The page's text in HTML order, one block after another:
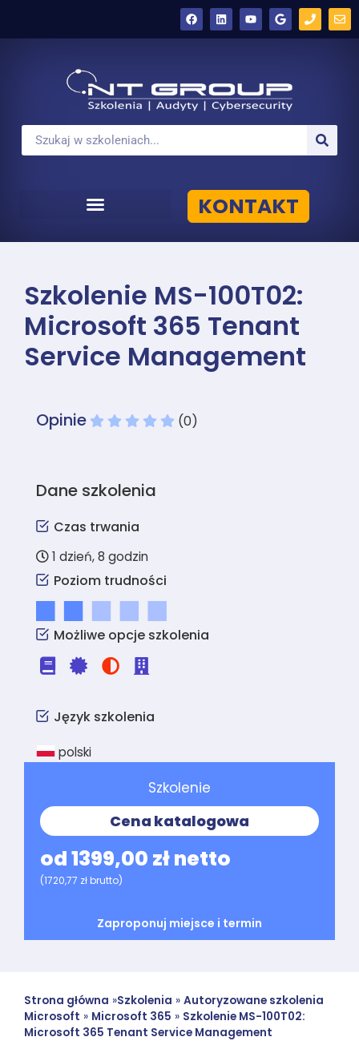
KONTAKT
Szkolenie MS-100T02:
Microsoft 365 Tenant
Service Management
Opinie (0)
Dane szkolenia
Czas trwania
1 dzień, 8 godzin
Poziom trudności
Możliwe opcje szkolenia
Język szkolenia
polski
Szkolenie
Cena katalogowa
od 1399,00 zł netto
(1720,77 zł brutto)
Zaproponuj miejsce i termin
Strona główna »Szkolenia » Autoryzowane szkolenia
Microsoft » Microsoft 365 » Szkolenie MS-100T02:
Microsoft 365 Tenant Service Management